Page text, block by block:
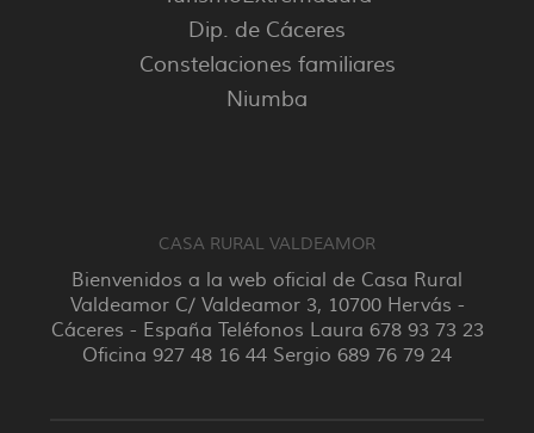
Dip. de Cáceres
Constelaciones familiares
Niumba
CASA RURAL VALDEAMOR
Bienvenidos a la web oficial de Casa Rural
Valdeamor C/ Valdeamor 3, 10700 Hervás -
Cáceres - España Teléfonos Laura 678 93 73 23
Oficina 927 48 16 44 Sergio 689 76 79 24